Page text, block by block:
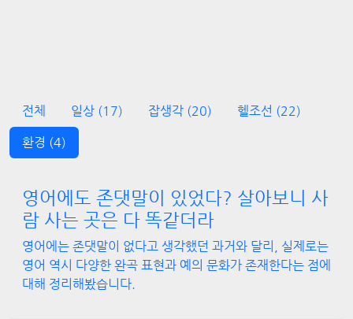
전체 일상 (17) 잡생각 (20) 헬조선 (22)
환경 (4)
영어에도 존댓말이 있었다? 살아보니 사
람 사는 곳은 다 똑같더라
영어에는 존댓말이 없다고 생각했던 과거와 달리, 실제로는
영어 역시 다양한 완곡 표현과 예의 문화가 존재한다는 점에
대해 정리해봤습니다.